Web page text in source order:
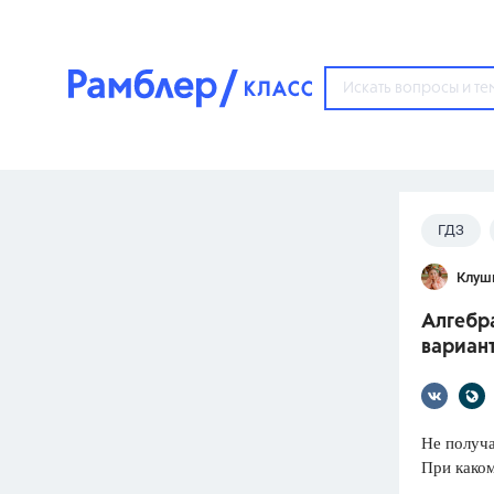
Популярные темы
ГДЗ
ОГЭ
ФИПИ
ГДЗ
Не
При